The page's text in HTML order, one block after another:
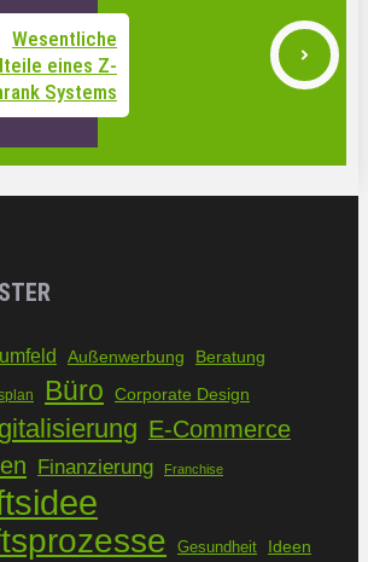
Wesentliche
eines Z-
Systems
Außenwerbung Beratung
Büro Corporate Design
E-Commerce
Finanzierung Franchise
Gesundheit Ideen